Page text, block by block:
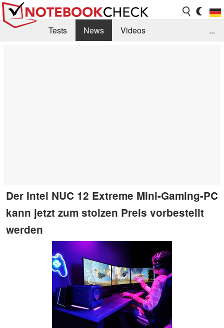
Tests News
Videos
...
Der Intel NUC 12 Extreme Mini-Gaming-PC
kann jetzt zum stolzen Preis vorbestellt
werden